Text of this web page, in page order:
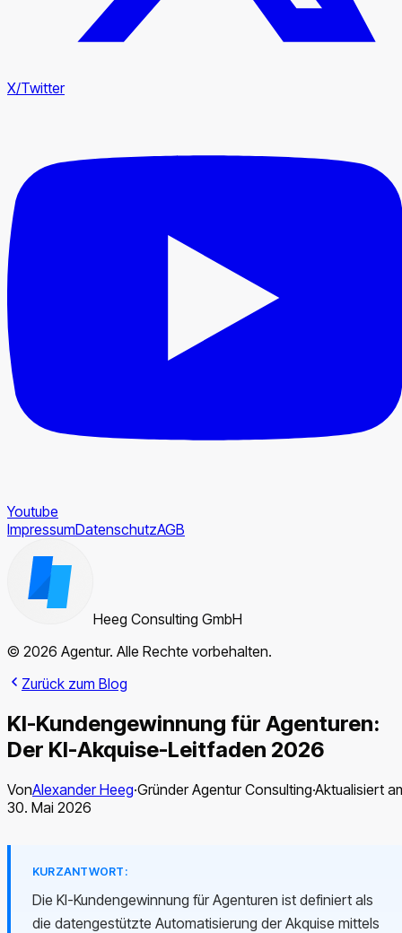
X/Twitter
Youtube
ImpressumDatenschutzAGB
Heeg Consulting GmbH
© 2026 Agentur. Alle Rechte vorbehalten.
Zurück zum Blog
KI-Kundengewinnung für Agenturen:
Der KI-Akquise-Leitfaden 2026
VonAlexander Heeg·Gründer Agentur Consulting·Aktualisiert
30. Mai 2026
KURZANTWORT:
Die KI-Kundengewinnung für Agenturen ist definiert als
die datengestützte Automatisierung der Akquise mittels